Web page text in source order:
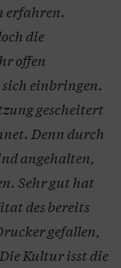
erfahren.
die
offen
einbringen.
gescheitert
Denn durch
angehalten,
Sehr gut hat
des bereits
gefallen,
Kultur isst die